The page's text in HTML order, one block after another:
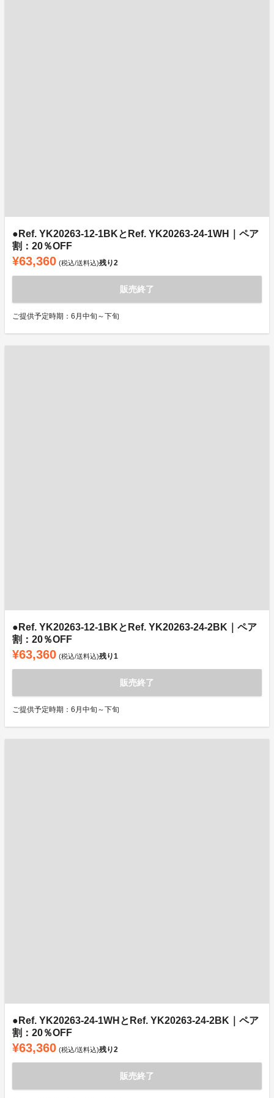
●Ref. YK20263-12-1BKとRef. YK20263-24-1WH｜ペア
割：20％OFF
¥63,360 (税込/送料込)残り2
販売終了
ご提供予定時期：6月中旬～下旬
●Ref. YK20263-12-1BKとRef. YK20263-24-2BK｜ペア
割：20％OFF
¥63,360 (税込/送料込)残り1
販売終了
ご提供予定時期：6月中旬～下旬
●Ref. YK20263-24-1WHとRef. YK20263-24-2BK｜ペア
割：20％OFF
¥63,360 (税込/送料込)残り2
販売終了